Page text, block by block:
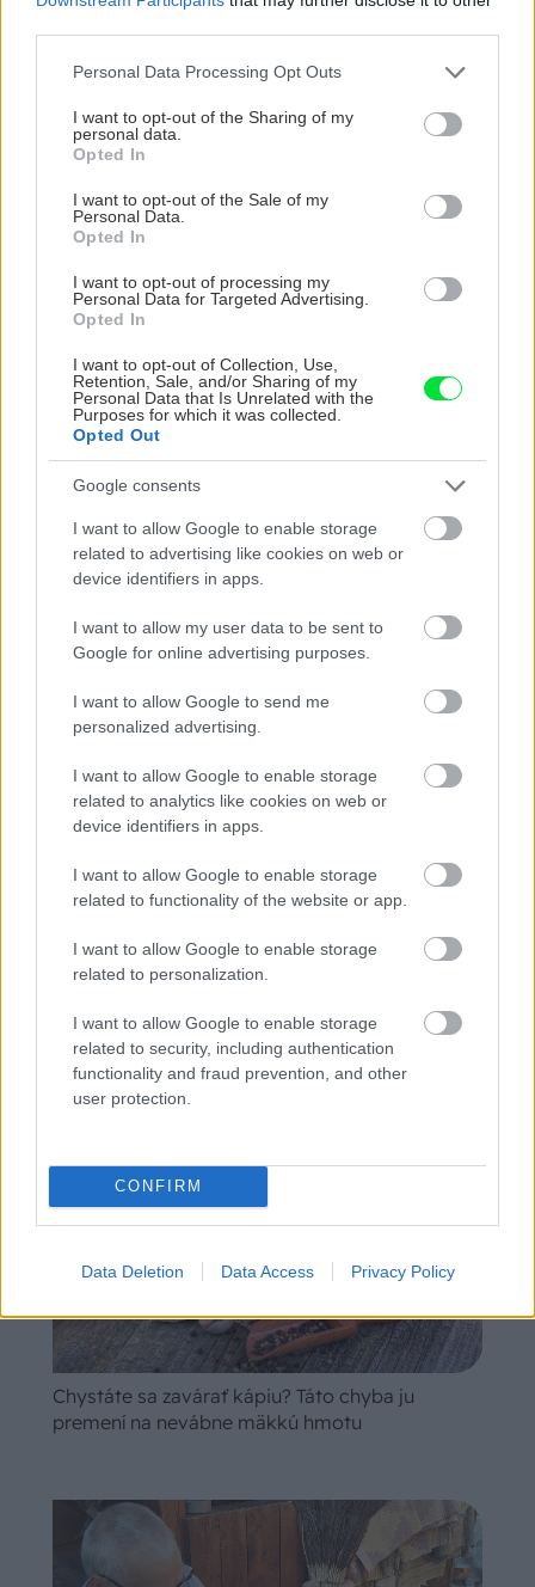
Please note that this website/app uses one or more Google
not limited to your visit or usage behaviour. You may click to
grant or deny consent to Google and its third-party tags to
use your data for below specified purposes in below Google
consent section.
Personal Data Processing Opt Outs
I want to opt-out of the Sharing of my
personal data.
Opted In
I want to opt-out of the Sale of my
Personal Data.
Opted In
I want to opt-out of processing my
Personal Data for Targeted Advertising.
Opted In
I want to opt-out of Collection, Use,
Retention, Sale, and/or Sharing of my
Personal Data that Is Unrelated with the
Purposes for which it was collected.
Opted Out
Google consents
I want to allow Google to enable storage
related to advertising like cookies on web or
device identifiers in apps.
I want to allow my user data to be sent to
Google for online advertising purposes.
I want to allow Google to send me
personalized advertising.
I want to allow Google to enable storage
related to analytics like cookies on web or
device identifiers in apps.
I want to allow Google to enable storage
related to functionality of the website or app.
I want to allow Google to enable storage
related to personalization.
I want to allow Google to enable storage
related to security, including authentication
functionality and fraud prevention, and other
user protection.
CONFIRM
Data Deletion Data Access Privacy Policy
Text: Lucia Gogová
Nech vám žiadna novinka neunikne
Odoberajte týždenný prehľad najlepších článkov
emailom
Odoberať newsletter
Komentovať
Domáce recepty domáce spotrebiče ocot
Chystáte sa zatepľovať alebo meniť kotol?
neprísť o tisíce eur
Chystáte sa zavárať kápiu? Táto chyba ju
premení na nevábne mäkkú hmotu